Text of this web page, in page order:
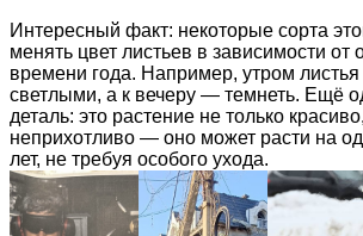
Интересный факт: некоторые сорта
менять цвет листьев в зависимости от
времени года. Например, утром
светлыми, а к вечеру — темнеть. Ещё
деталь: это растение не только
неприхотливо — оно может расти на
лет, не требуя особого ухода.